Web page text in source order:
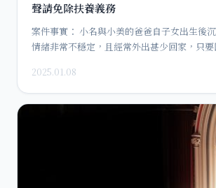
聲請免除扶養義務
案件事實： 小名與小美的爸爸自子女出生後
情緒非常不穩定，且經常外出甚少回家，只
2025.01.08